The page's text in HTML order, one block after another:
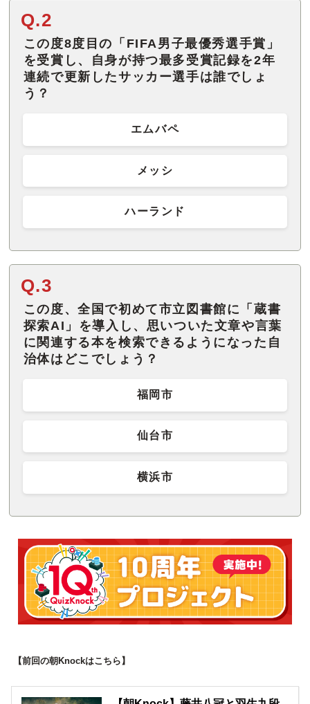
Q.2
この度8度目の「FIFA男子最優秀選手賞」
を受賞し、自身が持つ最多受賞記録を2年
連続で更新したサッカー選手は誰でしょ
う？
エムバペ
メッシ
ハーランド
Q.3
この度、全国で初めて市立図書館に「蔵書
探索AI」を導入し、思いついた文章や言葉
に関連する本を検索できるようになった自
治体はどこでしょう？
福岡市
仙台市
横浜市
【前回の朝Knockはこちら】